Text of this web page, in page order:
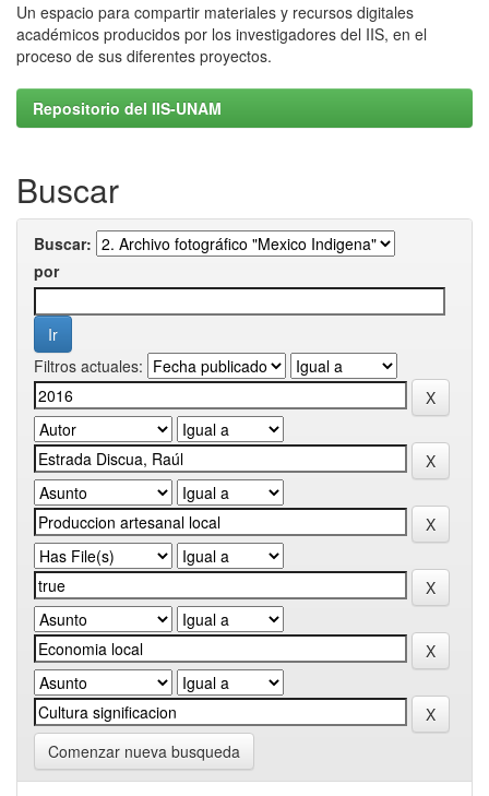
Un espacio para compartir materiales y recursos digitales
académicos producidos por los investigadores del IIS, en el
proceso de sus diferentes proyectos.
Repositorio del IIS-UNAM
Buscar
Buscar:
por
Filtros actuales:
Comenzar nueva busqueda